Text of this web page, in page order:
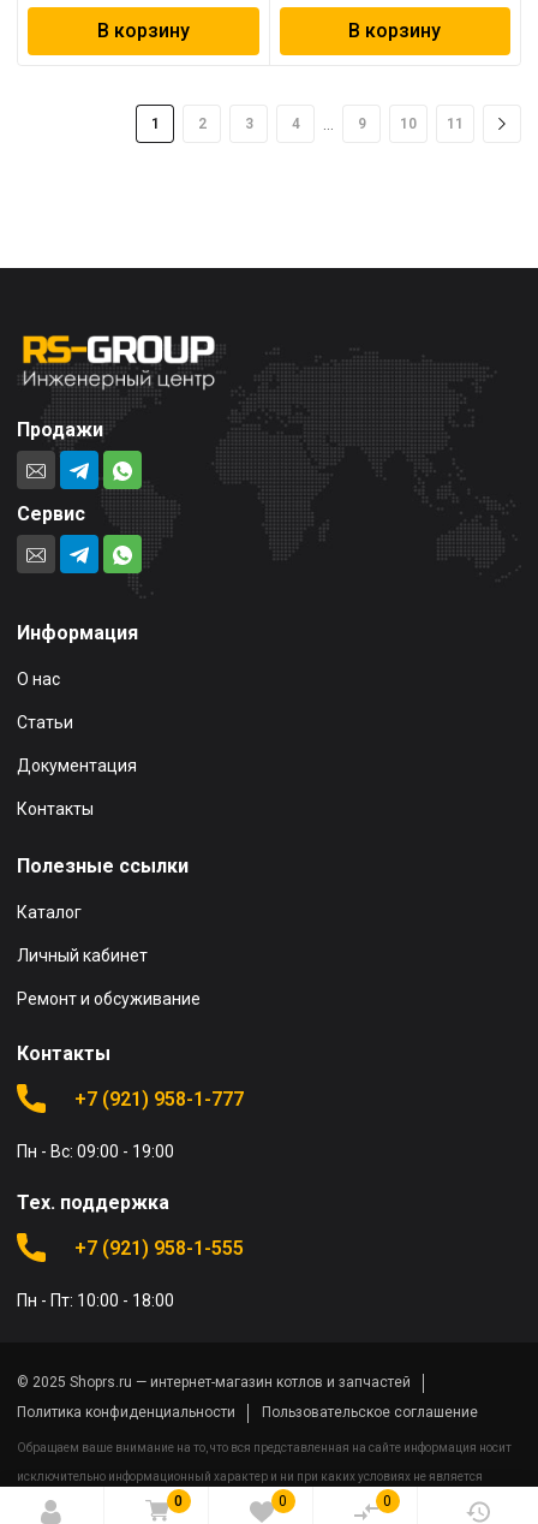
0 0 0
В корзину В корзину
1 2 3 4 9 10 11
Продажи
Сервис
Информация
О нас
Статьи
Документация
Контакты
Полезные ссылки
Каталог
Личный кабинет
Ремонт и обсуживание
Контакты
+7 (921) 958-1-777
Пн - Вс: 09:00 - 19:00
Тех. поддержка
+7 (921) 958-1-555
Пн - Пт: 10:00 - 18:00
© 2025 Shoprs.ru — интернет-магазин котлов и запчастей
Политика конфиденциальности
Пользовательское соглашение
Обращаем ваше внимание на то, что вся представленная на сайте информация носит
исключительно информационный характер и ни при каких условиях не является
публичной офертой определяемой положениями Статьи 437(2) Гражданского кодекса